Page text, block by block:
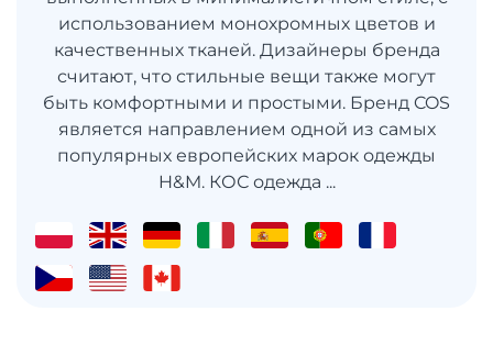
использованием монохромных цветов и
качественных тканей. Дизайнеры бренда
считают, что стильные вещи также могут
быть комфортными и простыми. Бренд COS
является направлением одной из самых
популярных европейских марок одежды
H&M. КОС одежда ...